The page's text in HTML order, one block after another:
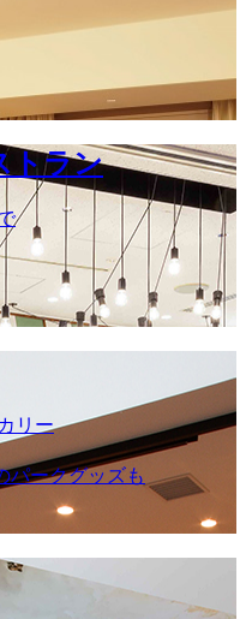
トラン
リー
パークグッズも